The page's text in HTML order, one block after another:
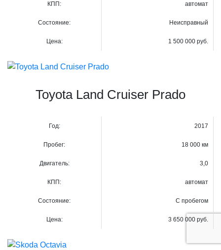
КПП: автомат
Состояние: Неисправный
Цена: 1 500 000 руб.
Toyota Land Cruiser Prado
Год: 2017
Пробег: 18 000 км
Двигатель: 3,0
КПП: автомат
Состояние: С пробегом
Цена: 3 650 000 руб.